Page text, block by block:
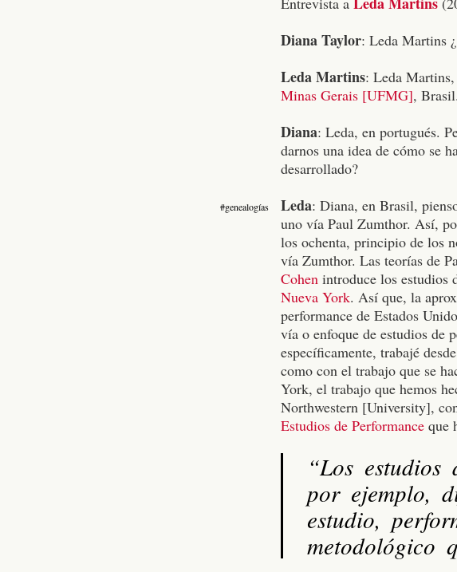
Diana Taylor: Leda Martins
Leda Martins: Leda
Minas Gerais [UFMG], Brasil.
Diana: Leda, en portugués.
darnos una idea de cómo se
desarrollado?
#genealogías Leda: Diana, en Brasil,
uno vía Paul Zumthor. Así,
los ochenta, principio de los
vía Zumthor. Las teorías de
Cohen introduce los estudios
Nueva York. Así que, la
performance de Estados
vía o enfoque de estudios de
específicamente, trabajé
como con el trabajo que se
York, el trabajo que hemos
Northwestern [University],
Estudios de Performance que
“Los estudios
por ejemplo,
estudio,
metodológico